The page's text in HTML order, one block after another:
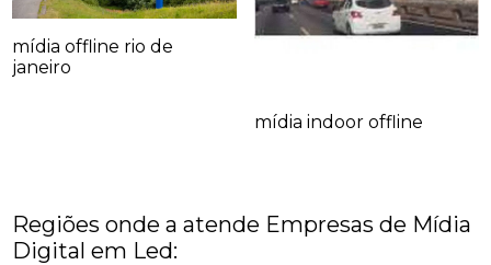
mídia offline rio de
janeiro
mídia indoor offline
Regiões onde a atende Empresas de Mídia
Digital em Led: